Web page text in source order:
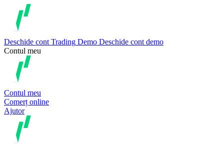
Deschide cont Trading Demo Deschide cont demo
Contul meu
Contul meu
Comerț online
Ajutor